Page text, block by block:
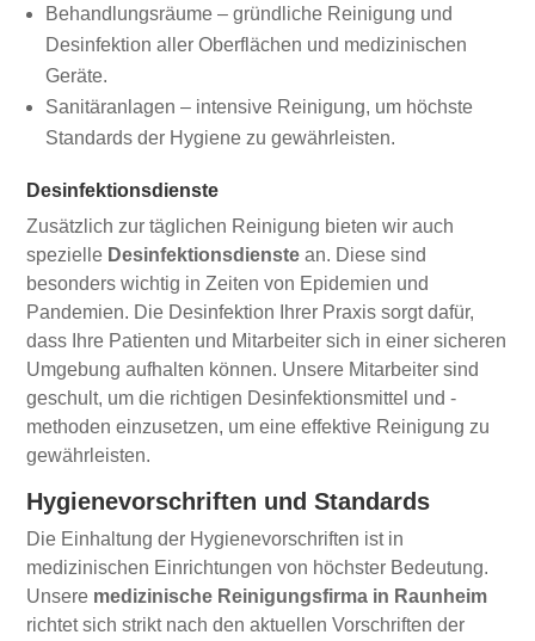
Behandlungsräume – gründliche Reinigung und
Desinfektion aller Oberflächen und medizinischen
Geräte.
Sanitäranlagen – intensive Reinigung, um höchste
Standards der Hygiene zu gewährleisten.
Desinfektionsdienste
Zusätzlich zur täglichen Reinigung bieten wir auch
spezielle Desinfektionsdienste an. Diese sind
besonders wichtig in Zeiten von Epidemien und
Pandemien. Die Desinfektion Ihrer Praxis sorgt dafür,
dass Ihre Patienten und Mitarbeiter sich in einer sicheren
Umgebung aufhalten können. Unsere Mitarbeiter sind
geschult, um die richtigen Desinfektionsmittel und -
methoden einzusetzen, um eine effektive Reinigung zu
gewährleisten.
Hygienevorschriften und Standards
Die Einhaltung der Hygienevorschriften ist in
medizinischen Einrichtungen von höchster Bedeutung.
Unsere medizinische Reinigungsfirma in Raunheim
richtet sich strikt nach den aktuellen Vorschriften der